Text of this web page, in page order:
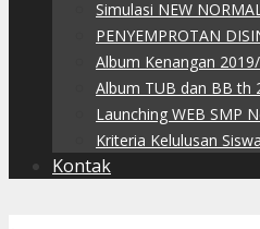
Simulasi NEW
PENYEMPROTAN
Album Kenangan
Album TUB dan BB th
Launching WEB SMP
Kriteria Kelulusan
Kontak